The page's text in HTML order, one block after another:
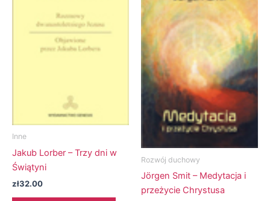
Inne
Jakub Lorber – Trzy dni w
Świątyni
zł32.00
Rozwój duchowy
Jörgen Smit – Medytacja i
przeżycie Chrystusa